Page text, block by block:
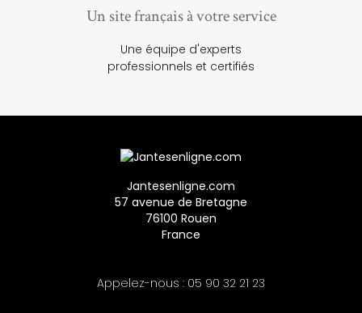
Un site français à votre service
Une équipe d'experts
professionnels et certifiés
Jantesenligne.com
57 avenue de Bretagne
76100 Rouen
France
Appelez-nous : 05 90 32 21 23